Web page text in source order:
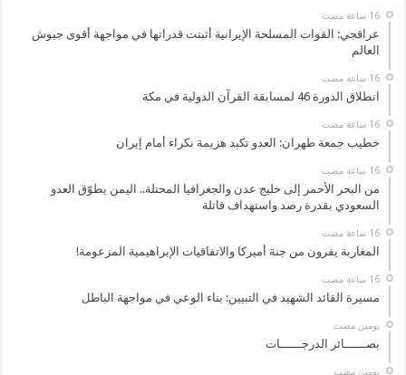
‏16 ساعة مضت
عراقجي: القوات المسلحة الإيرانية أثبتت قدراتها في مواجهة أقوى جيوش
العالم
‏16 ساعة مضت
انطلاق الدورة 46 لمسابقة القرآن الدولية في مكة
‏16 ساعة مضت
خطيب جمعة طهران: العدو تكبد هزيمة نكراء أمام إيران
‏16 ساعة مضت
من البحر الأحمر إلى خليج عدن والجغرافيا المحتلة.. اليمن يطوّق العدو
السعودي بقدرة رصد واستهداف قاتلة
‏16 ساعة مضت
المغاربة يفرون من جنة أميركا والاتفاقيات الإبراهيمية المزعومة!
‏16 ساعة مضت
مسيرة القائد الشهيد في التبيين: بناء الوعي في مواجهة الباطل
‏يومين مضت
بصــــــائر الدرجــــــات
‏يومين مضت